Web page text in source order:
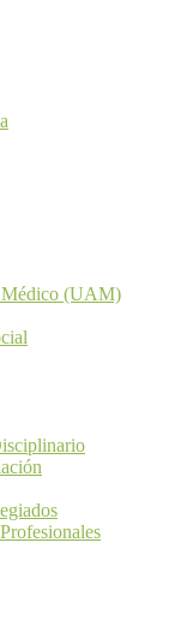
Médico (UAM)